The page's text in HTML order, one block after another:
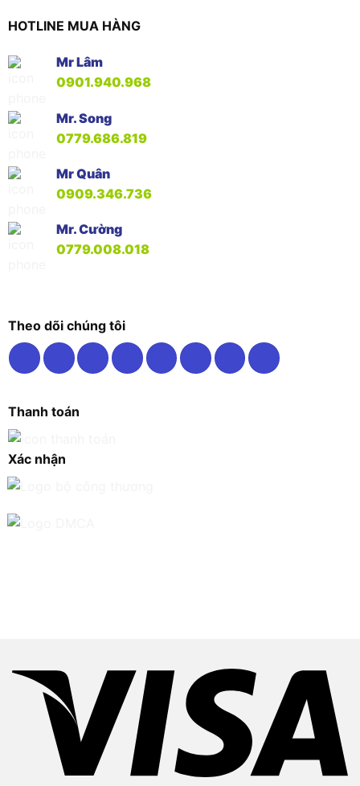
HOTLINE MUA HÀNG
Mr Lâm
0901.940.968
Mr. Song
0779.686.819
Mr Quân
0909.346.736
Mr. Cường
0779.008.018
Theo dõi chúng tôi
Thanh toán
Xác nhận